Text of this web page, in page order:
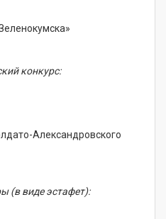
Александровского
эстафет):